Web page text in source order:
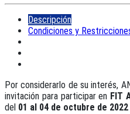
Descripción
Condiciones y
Por considerarlo de su interés,
invitación para participar en FIT
del 01 al 04 de octubre de 2022